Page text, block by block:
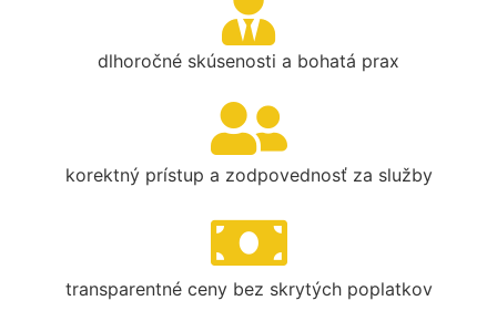
dlhoročné skúsenosti a bohatá prax
korektný prístup a zodpovednosť za služby
transparentné ceny bez skrytých poplatkov